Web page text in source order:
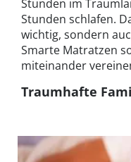
Stunden im
Stunden schlafen.
wichtig, sondern
Smarte Matratzen
miteinander
Traumhafte